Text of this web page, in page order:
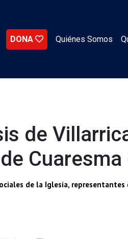
DONA Quiénes Somos
de
Cuaresma
de la Iglesia,